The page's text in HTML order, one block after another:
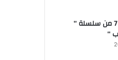
المقال رقم 7 من سلسلة ”
“